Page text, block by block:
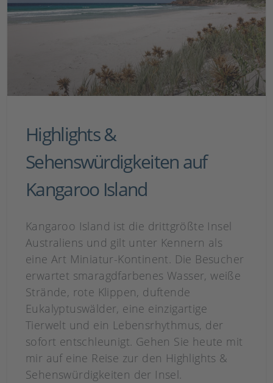
Highlights &
Sehenswürdigkeiten auf
Kangaroo Island
Kangaroo Island ist die drittgrößte Insel
Australiens und gilt unter Kennern als
eine Art Miniatur-Kontinent. Die Besucher
erwartet smaragdfarbenes Wasser, weiße
Strände, rote Klippen, duftende
Eukalyptuswälder, eine einzigartige
Tierwelt und ein Lebensrhythmus, der
sofort entschleunigt. Gehen Sie heute mit
mir auf eine Reise zur den Highlights &
Sehenswürdigkeiten der Insel.